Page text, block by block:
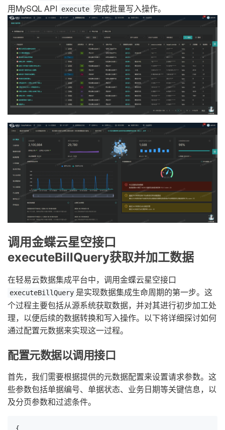
用MySQL API
execute 完成批量写入操作。
调用金蝶云星空接口
executeBillQuery获取并加工数据
在轻易云数据集成平台中，调用金蝶云星空接口
executeBillQuery 是实现数据集成生命周期的第一步。这
个过程主要包括从源系统获取数据，并对其进行初步加工处
理，以便后续的数据转换和写入操作。以下将详细探讨如何
通过配置元数据来实现这一过程。
配置元数据以调用接口
首先，我们需要根据提供的元数据配置来设置请求参数。这
些参数包括单据编号、单据状态、业务日期等关键信息，以
及分页参数和过滤条件。